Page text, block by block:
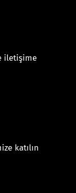
iletişime
katılın